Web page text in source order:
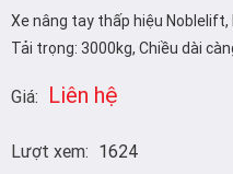
Xe nâng tay thấp hiệu Noblelift,
Tải trọng: 3000kg, Chiều dài
Giá: Liên hệ
Lượt xem: 1624